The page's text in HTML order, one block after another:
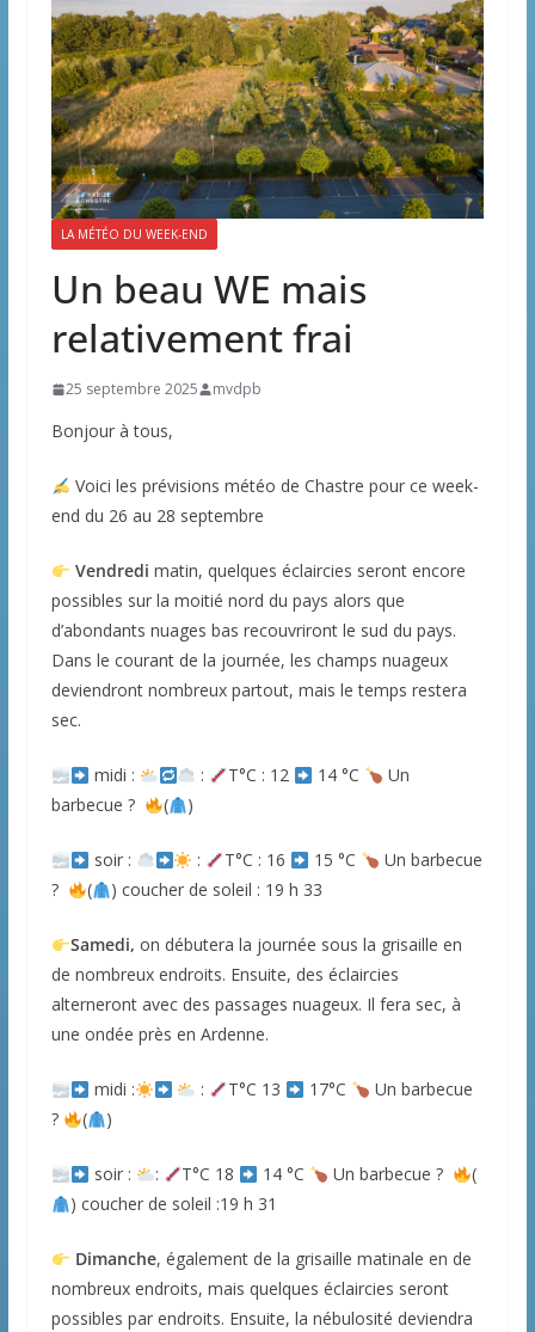
LA MÉTÉO DU WEEK-END
Un beau WE mais
relativement frai
25 septembre 2025 mvdpb
Bonjour à tous,
Voici les prévisions météo de Chastre pour ce week-
end du 26 au 28 septembre
Vendredi matin, quelques éclaircies seront encore
possibles sur la moitié nord du pays alors que
d’abondants nuages bas recouvriront le sud du pays.
Dans le courant de la journée, les champs nuageux
deviendront nombreux partout, mais le temps restera
sec.
midi : : T°C : 12 14 °C
Un
barbecue ?
( )
soir : : T°C : 16 15 °C
Un barbecue
?
( ) coucher de soleil : 19 h 33
Samedi, on débutera la journée sous la grisaille en
de nombreux endroits. Ensuite, des éclaircies
alterneront avec des passages nuageux. Il fera sec, à
une ondée près en Ardenne.
midi : : T°C 13 17°C
Un barbecue
?
( )
soir : : T°C 18 14 °C Un barbecue ?
(
) coucher de soleil :19 h 31
Dimanche, également de la grisaille matinale en de
nombreux endroits, mais quelques éclaircies seront
possibles par endroits. Ensuite, la nébulosité deviendra